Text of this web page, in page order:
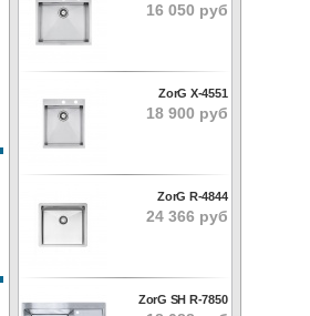
16 050 руб
ZorG X-4551
18 900 руб
ZorG R-4844
24 366 руб
ZorG SH R-7850